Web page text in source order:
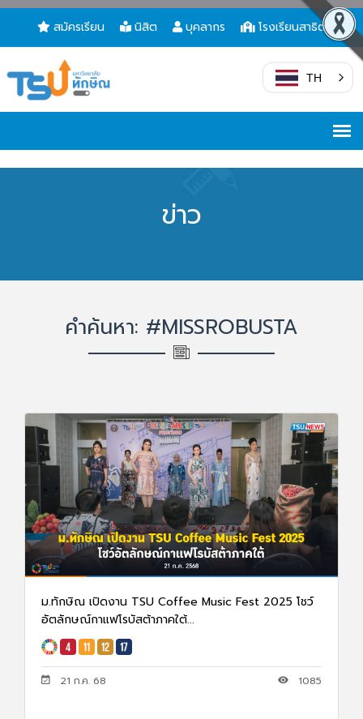
สมัครเรียน นิสิต บุคลากร โรงเรียนสาธิต
TH
ข่าว
คำค้นหา: #MISSROBUSTA
ม.ทักษิณ เปิดงาน TSU Coffee Music Fest 2025 โชว์
อัตลักษณ์กาแฟโรบัสต้าภาคใต้...
21 ก.ค. 68 1085